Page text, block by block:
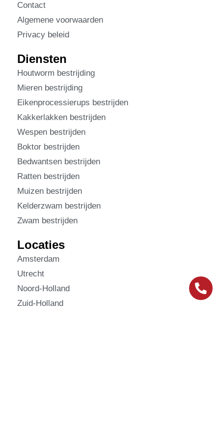
Contact
Algemene voorwaarden
Privacy beleid
Diensten
Houtworm bestrijding
Mieren bestrijding
Eikenprocessierups bestrijden
Kakkerlakken bestrijden
Wespen bestrijden
Boktor bestrijden
Bedwantsen bestrijden
Ratten bestrijden
Muizen bestrijden
Kelderzwam bestrijden
Zwam bestrijden
Locaties
Amsterdam
Utrecht
Noord-Holland
Zuid-Holland